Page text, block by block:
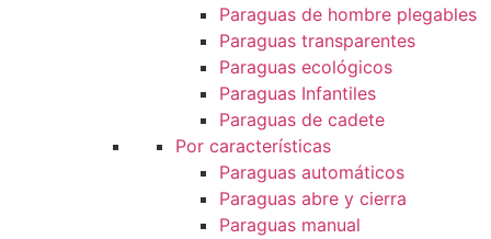
Paraguas de hombre plegables
Paraguas transparentes
Paraguas ecológicos
Paraguas Infantiles
Paraguas de cadete
Por características
Paraguas automáticos
Paraguas abre y cierra
Paraguas manual